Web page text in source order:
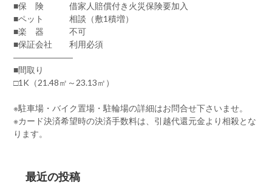
■保 険 借家人賠償付き火災保険要加入
■ペット 相談（敷1積増）
■楽 器 不可
■保証会社 利用必須
―――――――
■間取り
□1K（21.48㎡～23.13㎡）
※駐車場・バイク置場・駐輪場の詳細はお問合せ下さいませ。
※カード決済希望時の決済手数料は、引越代還元金より相殺とな
ります。
最近の投稿